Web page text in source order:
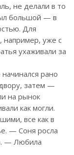
не делали в то
большой — в
Для
например, уже с
ухаживали за
рано
затем —
на рынок
как могли.
все как в
— Соня росла
— Любила